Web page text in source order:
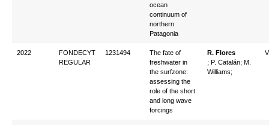
ocean
continuum of
northern
Patagonia
2022
FONDECYT
REGULAR
1231494
The fate of
freshwater in
the surfzone:
assessing the
role of the short
and long wave
forcings
R. Flores
; P. Catalán; M.
Williams;